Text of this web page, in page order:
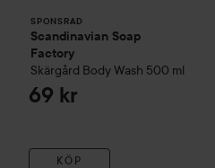
SPONSRAD
Scandinavian Soap
Factory
Skärgård Body Wash 500 ml
69 kr
KÖP